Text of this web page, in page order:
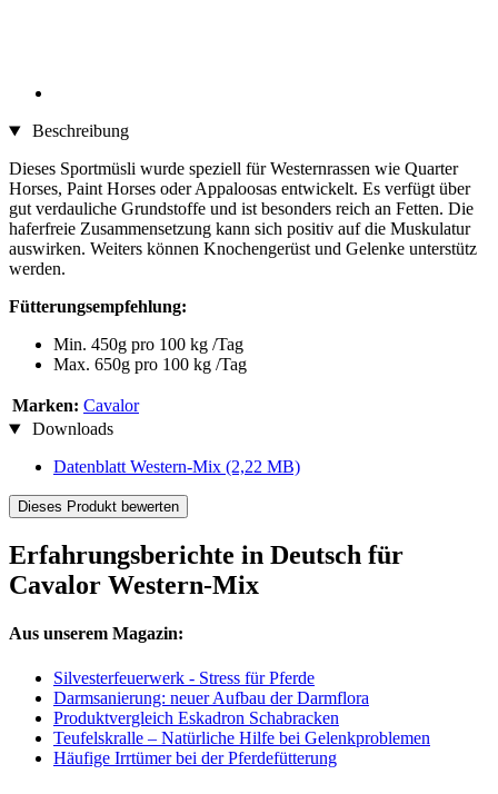
Beschreibung
Dieses Sportmüsli wurde speziell für Westernrassen wie Quarter
Horses, Paint Horses oder Appaloosas entwickelt. Es verfügt über
gut verdauliche Grundstoffe und ist besonders reich an Fetten. Die
haferfreie Zusammensetzung kann sich positiv auf die Muskulatur
auswirken. Weiters können Knochengerüst und Gelenke unterstütz
werden.
Fütterungsempfehlung:
Min. 450g pro 100 kg /Tag
Max. 650g pro 100 kg /Tag
Marken: Cavalor
Downloads
Datenblatt Western-Mix (2,22 MB)
Dieses Produkt bewerten
Erfahrungsberichte in Deutsch für
Cavalor Western-Mix
Aus unserem Magazin:
Silvesterfeuerwerk - Stress für Pferde
Darmsanierung: neuer Aufbau der Darmflora
Produktvergleich Eskadron Schabracken
Teufelskralle – Natürliche Hilfe bei Gelenkproblemen
Häufige Irrtümer bei der Pferdefütterung